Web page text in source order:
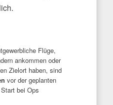
Flüge,
ankommen oder
Zielort haben, sind
vor der geplanten
bei Ops